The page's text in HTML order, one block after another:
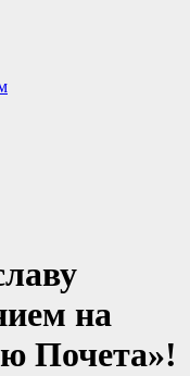
на
Почета»!